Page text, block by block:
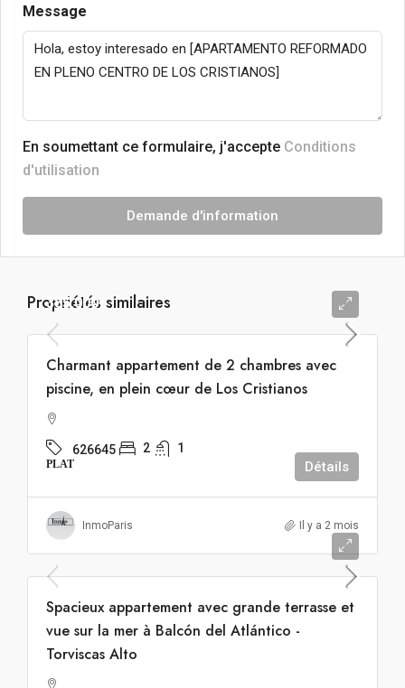
Message
En soumettant ce formulaire, j'accepte Conditions
d'utilisation
Demande d'information
Propriétés similaires
385.000€
Charmant appartement de 2 chambres avec
piscine, en plein cœur de Los Cristianos
626645 2 1
PLAT Détails
InmoParis Il y a 2 mois
449.000€
Spacieux appartement avec grande terrasse et
vue sur la mer à Balcón del Atlántico -
Torviscas Alto